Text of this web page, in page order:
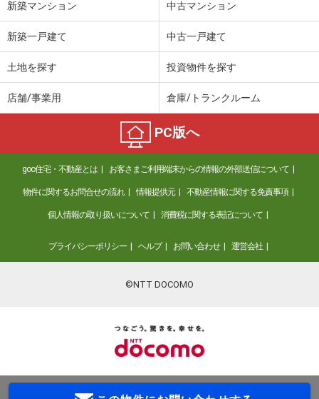
新築マンション 中古マンション
新築一戸建て 中古一戸建て
土地を探す 投資物件を探す
店舗/事業用 倉庫/トランクルーム
PC版へ
goo住宅・不動産とは お客さまご利用端末からの情報の外部送信について
物件に関するお問合せの流れ 情報提供元 不動産情報に関する免責事項
個人情報の取り扱いについて 消費税に関する表記について
プライバシーポリシー ヘルプ お問い合わせ 運営会社
©NTT DOCOMO